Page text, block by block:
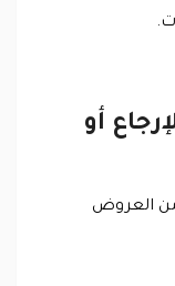
أو
من العروض